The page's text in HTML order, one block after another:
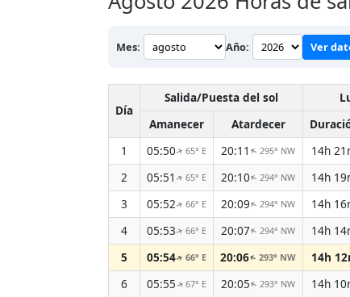
Mes: Año: Ver
Día
Salida/Puesta del sol
Amanecer
Atardecer
1
05:50↑65° E 20:11 ↑295° NW 14h
2
05:51 ↑65° E 20:10↑294° NW 14h
3
05:52↑66° E 20:09↑294° NW 14h
4
05:53↑66° E 20:07↑294° NW 14h
5
05:54↑66° E 20:06↑293° NW 14h
6
05:55↑67° E 20:05↑293° NW 14h